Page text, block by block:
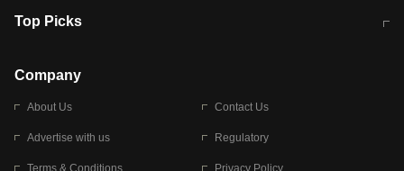
RBI का नया नियम: अब बैंकों को अपनी सभी
Top Picks
बारिश की चेतावनी
Company
About Us Contact Us
Advertise with us Regulatory